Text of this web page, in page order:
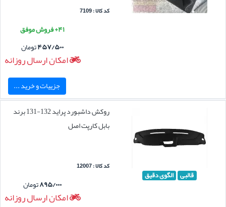
کد کالا : 7109
۴۱+ فروش موفق
۴۵۷/۵۰۰تومان
امکان ارسال روزانه
جزییات و خرید ...
قالبی الگوی دقیق
روکش داشبورد پراید 132-131 برند
بابل کارپت اصل
کد کالا : 12007
۸۹۵/۰۰۰تومان
امکان ارسال روزانه